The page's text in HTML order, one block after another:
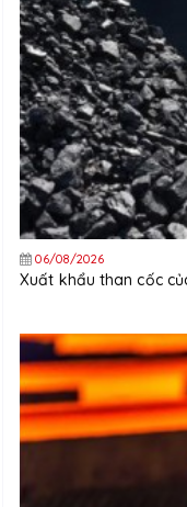
06/08/2026
Xuất khẩu than cốc